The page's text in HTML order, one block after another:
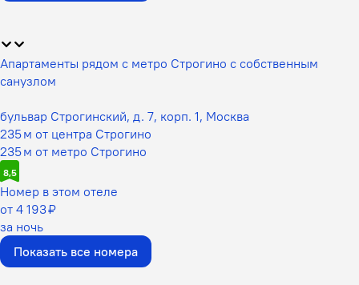
Апартаменты рядом с метро Строгино с собственным
санузлом
бульвар Строгинский, д. 7, корп. 1, Москва
235 м от центра Строгино
235 м от метро Строгино
8,5
Номер в этом отеле
от 4 193 ₽
за ночь
Показать все номера